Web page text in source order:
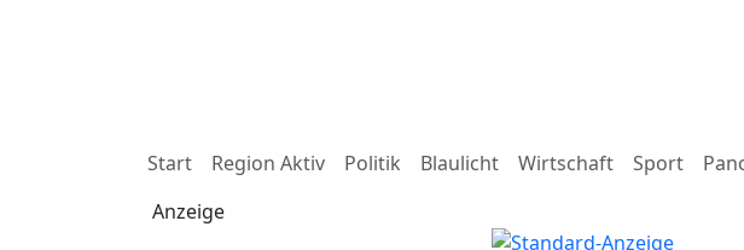
Start
Region Aktiv Politik Blaulicht Wirtschaft Sport
Anzeige